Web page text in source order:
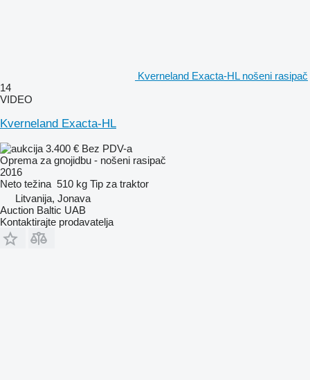
Kverneland Exacta-HL nošeni rasipač
14
VIDEO
Kverneland Exacta-HL
3.400 € Bez PDV-a
Oprema za gnojidbu - nošeni rasipač
2016
Neto težina 510 kg Tip za traktor
Litvanija, Jonava
Auction Baltic UAB
Kontaktirajte prodavatelja